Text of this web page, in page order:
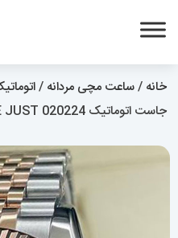
خانه /ساعت مچی مردانه /
جاست اتوماتیک 020224 ROLEX DATE JUST